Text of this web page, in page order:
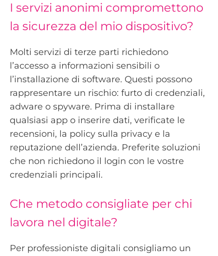
I servizi anonimi compromettono
la sicurezza del mio dispositivo?
Molti servizi di terze parti richiedono
l’accesso a informazioni sensibili o
l’installazione di software. Questi possono
rappresentare un rischio: furto di credenziali,
adware o spyware. Prima di installare
qualsiasi app o inserire dati, verificate le
recensioni, la policy sulla privacy e la
reputazione dell’azienda. Preferite soluzioni
che non richiedono il login con le vostre
credenziali principali.
Che metodo consigliate per chi
lavora nel digitale?
Per professioniste digitali consigliamo un